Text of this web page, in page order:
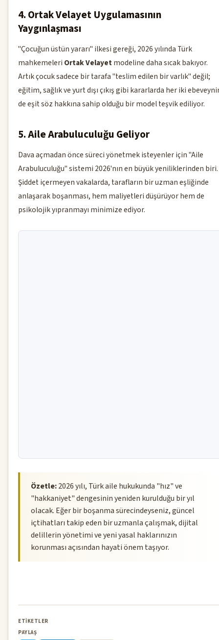
4. Ortak Velayet Uygulamasının
Yaygınlaşması
"Çocuğun üstün yararı" ilkesi gereği, 2026 yılında Türk
mahkemeleri Ortak Velayetmodeline daha sıcak bakıyor.
Artık çocuk sadece bir tarafa "teslim edilen bir varlık" değil;
eğitim, sağlık ve yurt dışı çıkış gibi kararlarda her iki
de eşit söz hakkına sahip olduğu bir model teşvik ediliyor.
5. Aile Arabuluculuğu Geliyor
Dava açmadan önce süreci yönetmek isteyenler için "Aile
Arabuluculuğu" sistemi 2026'nın en büyük yeniliklerinden biri.
Şiddet içermeyen vakalarda, tarafların bir uzman eşliğinde
anlaşarak boşanması, hem maliyetleri düşürüyor hem de
psikolojik yıpranmayı minimize ediyor.
Özetle:2026 yılı, Türk aile hukukunda "hız" ve
"hakkaniyet" dengesinin yeniden kurulduğu bir yıl
olacak. Eğer bir boşanma sürecindeyseniz, güncel
içtihatları takip eden bir uzmanla çalışmak, dijital
delillerin yönetimi ve yeni yasal haklarınızın
korunması açısından hayati önem taşıyor.
ETIKETLER
PAYLAŞ